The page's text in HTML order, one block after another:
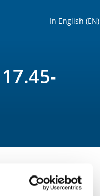
In English (EN)
THE REGISTRATION